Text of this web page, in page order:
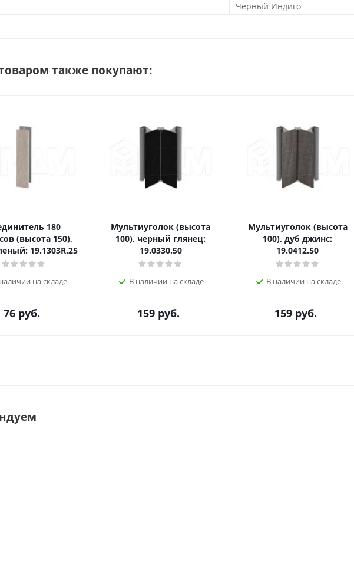
Черный Индиго
также покупают:
180
(высота 150),
19.1303R.25
на складе
76руб.
Мультиуголок (высота
100), черный глянец:
19.0330.50
В наличии на складе
159 руб.
Мультиуголок (высота
100), дуб джинс:
19.0412.50
В наличии на складе
159руб.